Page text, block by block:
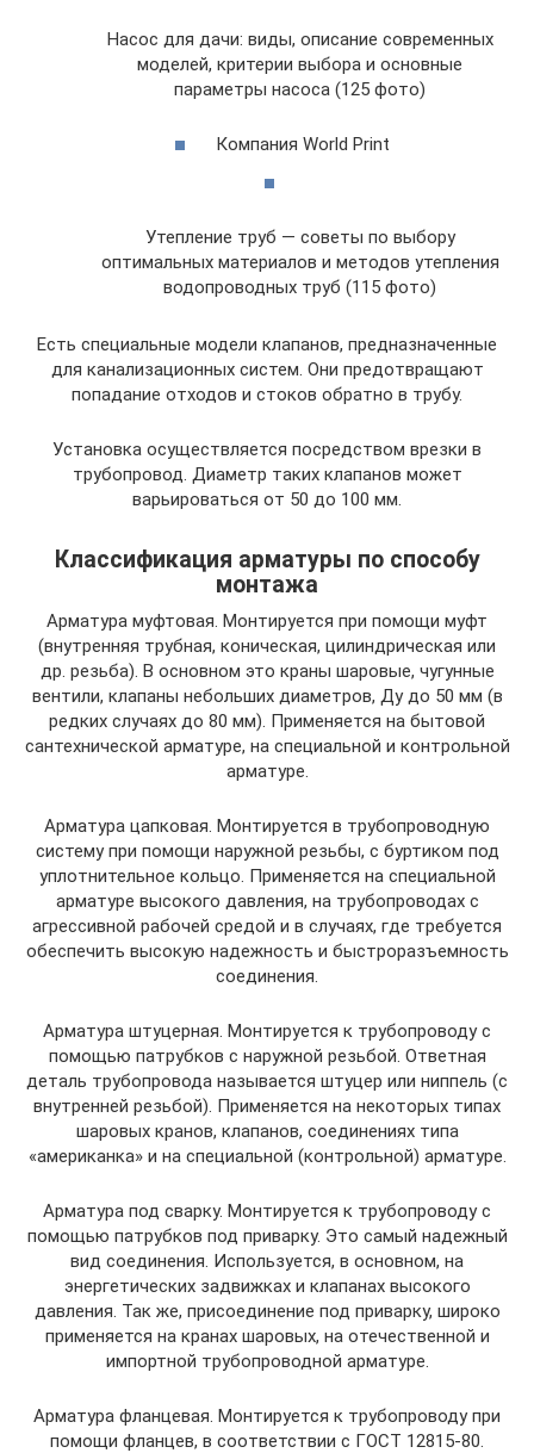
Насос для дачи: виды, описание современных
моделей, критерии выбора и основные
параметры насоса (125 фото)
Компания World Print
Утепление труб — советы по выбору
оптимальных материалов и методов утепления
водопроводных труб (115 фото)
Есть специальные модели клапанов, предназначенные
для канализационных систем. Они предотвращают
попадание отходов и стоков обратно в трубу.
Установка осуществляется посредством врезки в
трубопровод. Диаметр таких клапанов может
варьироваться от 50 до 100 мм.
Классификация арматуры по способу
монтажа
Арматура муфтовая. Монтируется при помощи муфт
(внутренняя трубная, коническая, цилиндрическая или
др. резьба). В основном это краны шаровые, чугунные
вентили, клапаны небольших диаметров, Ду до 50 мм (в
редких случаях до 80 мм). Применяется на бытовой
сантехнической арматуре, на специальной и контрольной
арматуре.
Арматура цапковая. Монтируется в трубопроводную
систему при помощи наружной резьбы, с буртиком под
уплотнительное кольцо. Применяется на специальной
арматуре высокого давления, на трубопроводах с
агрессивной рабочей средой и в случаях, где требуется
обеспечить высокую надежность и быстроразъемность
соединения.
Арматура штуцерная. Монтируется к трубопроводу с
помощью патрубков с наружной резьбой. Ответная
деталь трубопровода называется штуцер или ниппель (с
внутренней резьбой). Применяется на некоторых типах
шаровых кранов, клапанов, соединениях типа
«американка» и на специальной (контрольной) арматуре.
Арматура под сварку. Монтируется к трубопроводу с
помощью патрубков под приварку. Это самый надежный
вид соединения. Используется, в основном, на
энергетических задвижках и клапанах высокого
давления. Так же, присоединение под приварку, широко
применяется на кранах шаровых, на отечественной и
импортной трубопроводной арматуре.
Арматура фланцевая. Монтируется к трубопроводу при
помощи фланцев, в соответствии с ГОСТ 12815-80.